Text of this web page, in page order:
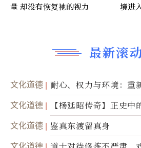
最新滚
文化道德 耐心、权力与环境：重
文化道德 【杨延昭传奇】正史
文化道德 鉴真东渡留真身
量 却没有恢复祂的视力
境进